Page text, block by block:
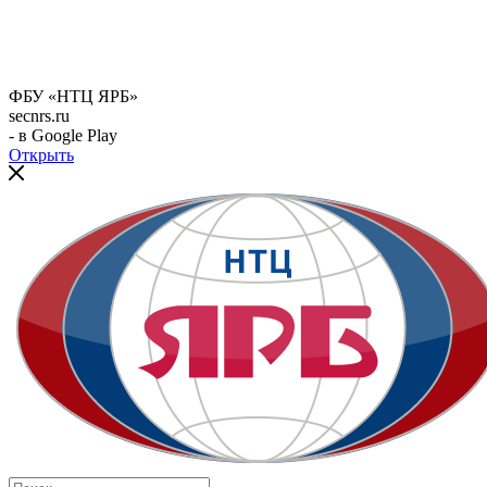
ФБУ «НТЦ ЯРБ»
secnrs.ru
- в Google Play
Открыть